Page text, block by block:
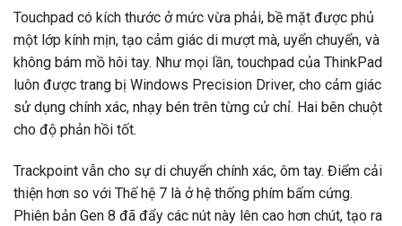
Touchpad có kích thước ở mức vừa phải, bề mặt được phủ
một lớp kính mịn, tạo cảm giác di mượt mà, uyển chuyển, và
không bám mồ hôi tay. Như mọi lần, touchpad của ThinkPad
luôn được trang bị Windows Precision Driver, cho cảm giác
sử dụng chính xác, nhạy bén trên từng cử chỉ. Hai bên chuột
cho độ phản hồi tốt.
Trackpoint vẫn cho sự di chuyển chính xác, ôm tay. Điểm cải
thiện hơn so với Thế hệ 7 là ở hệ thống phím bấm cứng.
Phiên bản Gen 8 đã đẩy các nút này lên cao hơn chút, tạo ra